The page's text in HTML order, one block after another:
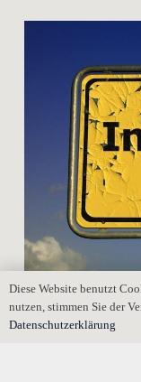
Kann mein
angefochten
Diese Website benutzt
nutzen, stimmen Sie der
Datenschutzerklärung